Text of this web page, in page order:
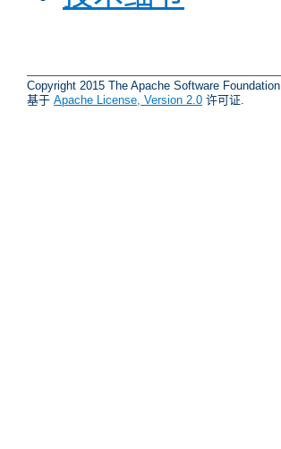
Copyright 2015 The Apache Software Foundation.
基于 Apache License, Version 2.0 许可证.